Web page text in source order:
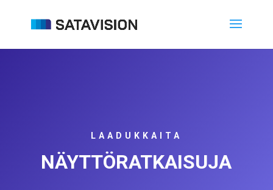
LAADUKKAITA
NÄYTTÖRATKAISUJA